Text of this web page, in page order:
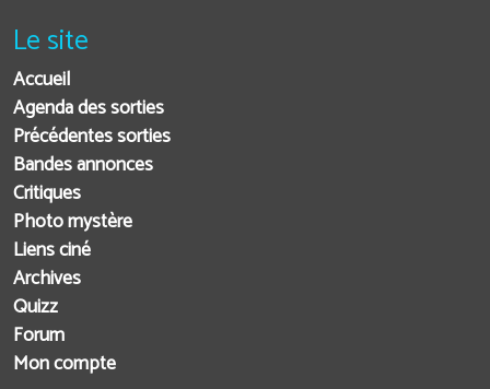
Le site
Accueil
Agenda des sorties
Précédentes sorties
Bandes annonces
Critiques
Photo mystère
Liens ciné
Archives
Quizz
Forum
Mon compte